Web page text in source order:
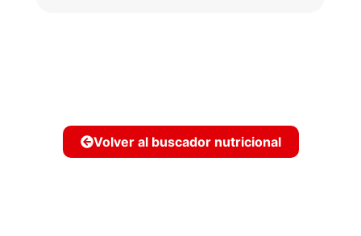
Volver al buscador nutricional